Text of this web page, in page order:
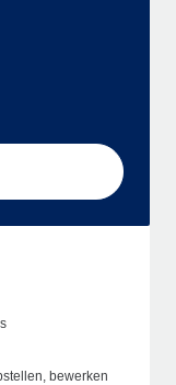
bewerken